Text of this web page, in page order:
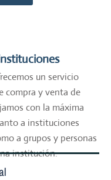
un servicio
compra y venta de
con la máxima
a instituciones
a grupos y personas
institución.